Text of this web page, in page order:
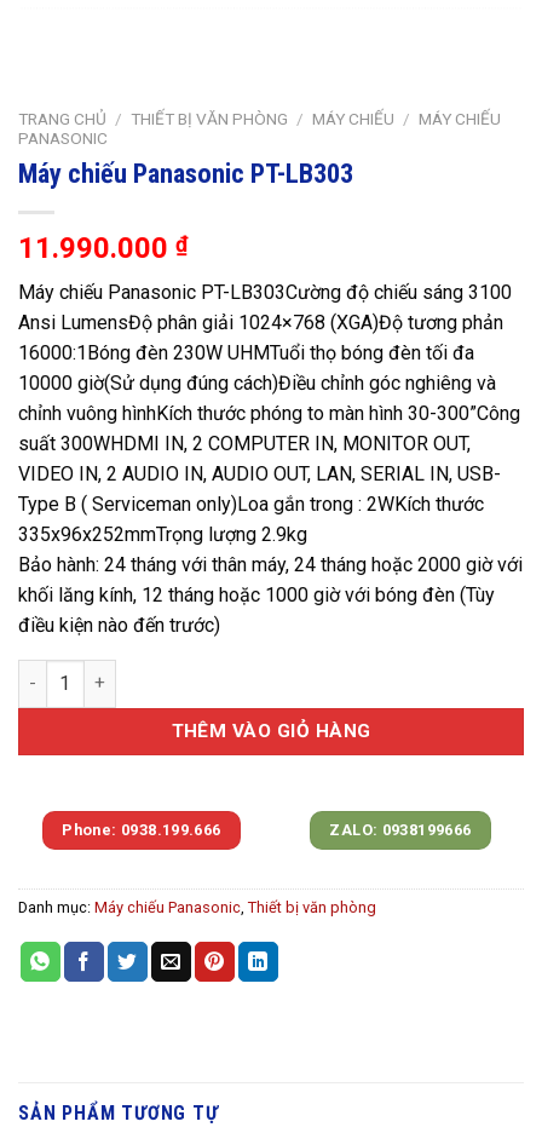
TRANG CHỦ / THIẾT BỊ VĂN PHÒNG / MÁY CHIẾU / MÁY CHIẾU
PANASONIC
Máy chiếu Panasonic PT-LB303
11.990.000 ₫
Máy chiếu Panasonic PT-LB303Cường độ chiếu sáng 3100
Ansi LumensĐộ phân giải 1024×768 (XGA)Độ tương phản
16000:1Bóng đèn 230W UHMTuổi thọ bóng đèn tối đa
10000 giờ(Sử dụng đúng cách)Điều chỉnh góc nghiêng và
chỉnh vuông hìnhKích thước phóng to màn hình 30-300”Công
suất 300WHDMI IN, 2 COMPUTER IN, MONITOR OUT,
VIDEO IN, 2 AUDIO IN, AUDIO OUT, LAN, SERIAL IN, USB-
Type B ( Serviceman only)Loa gắn trong : 2WKích thước
335x96x252mmTrọng lượng 2.9kg
Bảo hành: 24 tháng với thân máy, 24 tháng hoặc 2000 giờ với
khối lăng kính, 12 tháng hoặc 1000 giờ với bóng đèn (Tùy
điều kiện nào đến trước)
Máy chiếu Panasonic PT-LB303 số lượng
THÊM VÀO GIỎ HÀNG
Phone: 0938.199.666 ZALO: 0938199666
Danh mục: Máy chiếu Panasonic, Thiết bị văn phòng
SẢN PHẨM TƯƠNG TỰ